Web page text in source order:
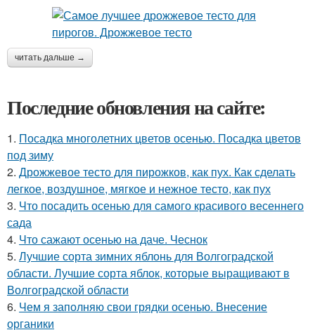
читать дальше →
Последние обновления на сайте:
1. Посадка многолетних цветов осенью. Посадка цветов
под зиму
2. Дрожжевое тесто для пирожков, как пух. Как сделать
легкое, воздушное, мягкое и нежное тесто, как пух
3. Что посадить осенью для самого красивого весеннего
сада
4. Что сажают осенью на даче. Чеснок
5. Лучшие сорта зимних яблонь для Волгоградской
области. Лучшие сорта яблок, которые выращивают в
Волгоградской области
6. Чем я заполняю свои грядки осенью. Внесение
органики